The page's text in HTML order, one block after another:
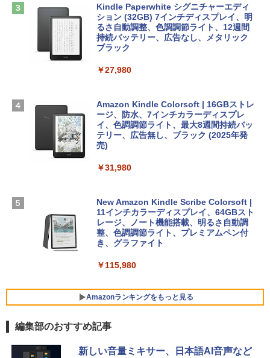
Apple 2026 MacBook Air M5チップ搭載
13インチノートブック：AIとApple Intell
igence、13.6インチLiquid Retinaディ
スプレイ、24GBユニファイドメモリ、1
ームカメラ、日本語キーボード、Touch I
￥298,901
【Amazon.co.jp限定】 HP ノートパソコ
ン 15-fd 15.6インチ 16GBメモリ 512GB
FMV ノートパソコン WE1-K3 (MS 365 P
ersonal/Copilotキー搭載/Win 11/15.6型/
Core i5/16GB/SSD 512GB/ホワイト) FM
VWK3E15W_AZ
￥139,880
インゲームコード】 ロブロックス | オン
ラインコード版
￥3,200
Robloxギフトカード - 1000 Robux 【限
ラインコード版
￥1,600
ト): Java & Bedrock Edition | オンライ
￥3,600
にもKindle出版にも！ 非エンジニアのた
めのAIコーディング入門シリーズ
￥99
1冊ですべて身につくHTML & CSSとWe
￥2,326
FM TOWNS ハイパー・カタログ: 本体ハ
ェクトリストと最新エミュレータ紹介
Kindle Paperwhite シグニチャーエディ
ション (32GB) 7インチディスプレイ、明
るさ自動調整、色調調節ライト、12週間
持続バッテリー、広告なし、メタリック
ブラック
￥27,980
Amazon Kindle Colorsoft | 16GBストレ
ージ、防水、7インチカラーディスプレ
イ、色調調節ライト、最大8週間持続バッ
テリー、広告無し、ブラック (2025年発
売)
￥31,980
New Amazon Kindle Scribe Colorsoft |
11インチカラーディスプレイ、64GBスト
レージ、ノート機能搭載、明るさ自動調
整、色調調節ライト、プレミアムペン付
き、グラファイト
￥115,980
Amazonランキングをもっと見る
編集部のおすすめ記事
新しい音量ミキサー、日本語AI音声など